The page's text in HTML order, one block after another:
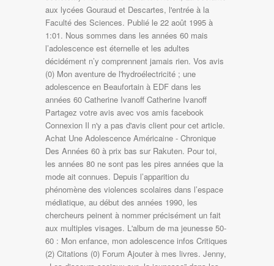
aux lycées Gouraud et Descartes, l'entrée à la
Faculté des Sciences. Publié le 22 août 1995 à
1:01. Nous sommes dans les années 60 mais
l’adolescence est éternelle et les adultes
décidément n’y comprennent jamais rien. Vos avis
(0) Mon aventure de l'hydroélectricité ; une
adolescence en Beaufortain à EDF dans les
années 60 Catherine Ivanoff Catherine Ivanoff
Partagez votre avis avec vos amis facebook
Connexion Il n'y a pas d'avis client pour cet article.
Achat Une Adolescence Américaine - Chronique
Des Années 60 à prix bas sur Rakuten. Pour toi,
les années 80 ne sont pas les pires années que la
mode ait connues. Depuis l’apparition du
phénomène des violences scolaires dans l’espace
médiatique, au début des années 1990, les
chercheurs peinent à nommer précisément un fait
aux multiples visages. L'album de ma jeunesse 50-
60 : Mon enfance, mon adolescence infos Critiques
(2) Citations (0) Forum Ajouter à mes livres. Jenny,